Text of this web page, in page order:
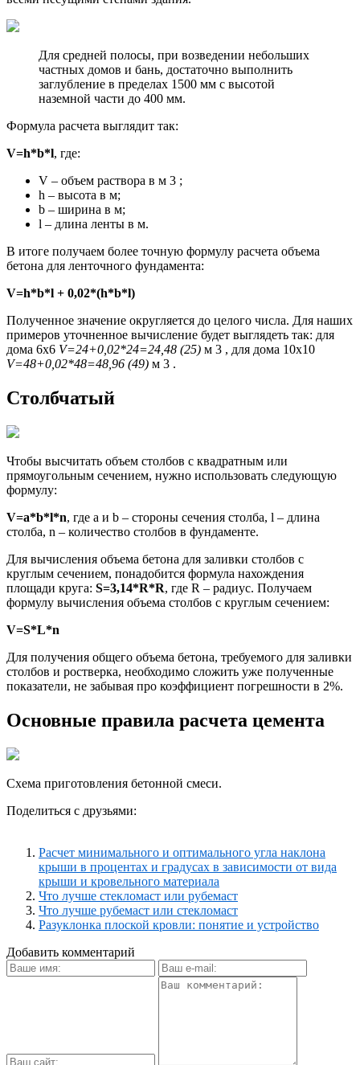
Для средней полосы, при возведении небольших
частных домов и бань, достаточно выполнить
заглубление в пределах 1500 мм с высотой
наземной части до 400 мм.
Формула расчета выглядит так:
V=h*b*l, где:
V – объем раствора в м 3 ;
h – высота в м;
b – ширина в м;
l – длина ленты в м.
В итоге получаем более точную формулу расчета объема
бетона для ленточного фундамента:
V=h*b*l + 0,02*(h*b*l)
Полученное значение округляется до целого числа. Для наших
примеров уточненное вычисление будет выглядеть так: для
дома 6х6 V=24+0,02*24=24,48 (25) м 3 , для дома 10х10
V=48+0,02*48=48,96 (49) м 3 .
Столбчатый
Чтобы высчитать объем столбов с квадратным или
прямоугольным сечением, нужно использовать следующую
формулу:
V=a*b*l*n, где a и b – стороны сечения столба, l – длина
столба, n – количество столбов в фундаменте.
Для вычисления объема бетона для заливки столбов с
круглым сечением, понадобится формула нахождения
площади круга: S=3,14*R*R, где R – радиус. Получаем
формулу вычисления объема столбов с круглым сечением:
V=S*L*n
Для получения общего объема бетона, требуемого для заливки
столбов и ростверка, необходимо сложить уже полученные
показатели, не забывая про коэффициент погрешности в 2%.
Основные правила расчета цемента
Схема приготовления бетонной смеси.
Поделиться с друзьями:
Расчет минимального и оптимального угла наклона
крыши в процентах и градусах в зависимости от вида
крыши и кровельного материала
Что лучше стекломаст или рубемаст
Что лучше рубемаст или стекломаст
Разуклонка плоской кровли: понятие и устройство
Добавить комментарий